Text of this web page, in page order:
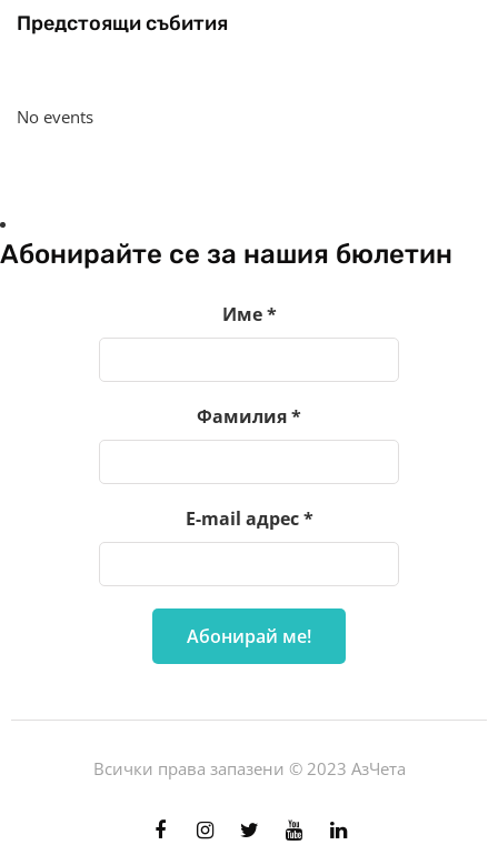
Предстоящи събития
No events
Абонирайте се за нашия бюлетин
Име*
Фамилия*
E-mail адрес*
Всички права запазени © 2023 АзЧета